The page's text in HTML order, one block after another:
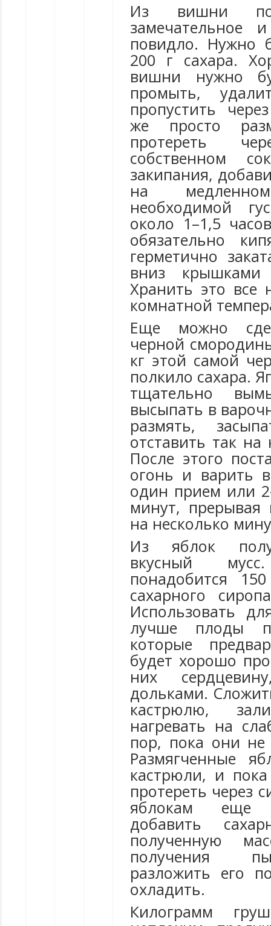
Из вишни
замечательное
повидло. Нужно
200 г сахара.
вишни нужно
промыть,
пропустить
же просто
протереть
собственном
закипания,
на
необходимой
около 1–1,5
обязательно
герметично
вниз
Хранить это все
комнатной
Еще можно
черной
кг этой самой
полкило сахара.
тщательно
высыпать в
размять,
отставить так на
После этого
огонь и варить
один прием или
минут, прерывая
на несколько
Из яблок
вкусный
понадобится
сахарного
Использовать
лучше плоды
которые
будет хорошо
них
дольками.
кастрюлю,
нагревать на
пор, пока они не
Размягченные
кастрюли, и
протереть через
яблокам еще
добавить
полученную
получения
разложить его
охладить.
Килограмм